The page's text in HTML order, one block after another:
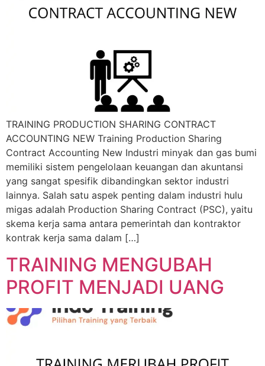
TRAINING PRODUCTION SHARING CONTRACT
ACCOUNTING NEW Training Production Sharing
Contract Accounting New Industri minyak dan gas bumi
memiliki sistem pengelolaan keuangan dan akuntansi
yang sangat spesifik dibandingkan sektor industri
lainnya. Salah satu aspek penting dalam industri hulu
migas adalah Production Sharing Contract (PSC), yaitu
skema kerja sama antara pemerintah dan kontraktor
kontrak kerja sama dalam […]
TRAINING MENGUBAH
PROFIT MENJADI UANG